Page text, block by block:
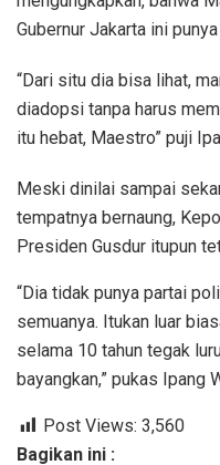
Gubernur Jakarta ini
“Dari situ dia bisa lihat,
diadopsi tanpa harus
itu hebat, Maestro” puji
Meski dinilai sampai
tempatnya bernaung,
Presiden Gusdur itupun
“Dia tidak punya partai
semuanya. Itukan luar
selama 10 tahun tegak
bayangkan,” pukas Ipang
Post Views: 3,560
Bagikan ini :